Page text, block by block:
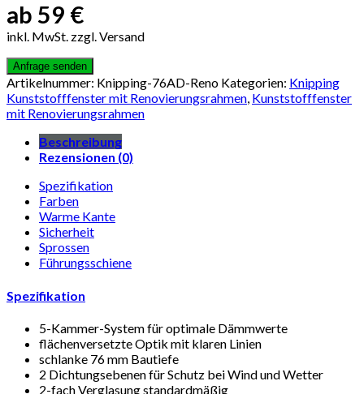
ab 59 €
inkl. MwSt. zzgl. Versand
Artikelnummer: Knipping-76AD-Reno Kategorien: Knipping
Kunststofffenster mit Renovierungsrahmen, Kunststofffenster
mit Renovierungsrahmen
Beschreibung
Rezensionen (0)
Spezifikation
Farben
Warme Kante
Sicherheit
Sprossen
Führungsschiene
Spezifikation
5-Kammer-System für optimale Dämmwerte
flächenversetzte Optik mit klaren Linien
schlanke 76 mm Bautiefe
2 Dichtungsebenen für Schutz bei Wind und Wetter
2-fach Verglasung standardmäßig